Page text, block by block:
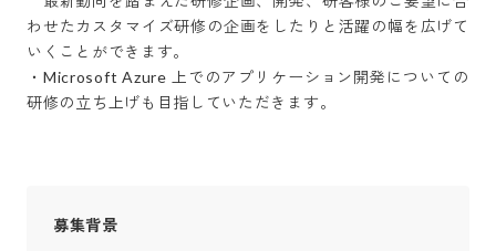
わせたカスタマイズ研修の企画をしたりと活躍の幅を広げて
いくことができます。
・Microsoft Azure 上でのアプリケーション開発についての
研修の立ち上げも目指していただきます。
募集背景